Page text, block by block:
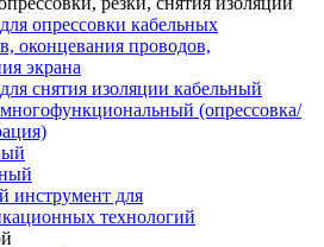
опрессовки кабельных
оконцевания проводов,
экрана
снятия изоляции кабельный
(опрессовка/
инструмент для
технологий